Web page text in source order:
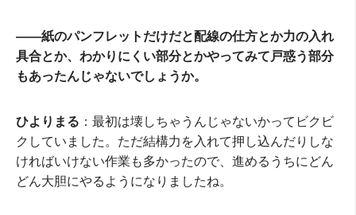
――紙のパンフレットだけだと配線の仕方とか力の入れ
具合とか、わかりにくい部分とかやってみて戸惑う部分
もあったんじゃないでしょうか。
ひよりまる ：最初は壊しちゃうんじゃないかってビクビ
クしていました。ただ結構力を入れて押し込んだりしな
ければいけない作業も多かったので、進めるうちにどん
どん大胆にやるようになりましたね。